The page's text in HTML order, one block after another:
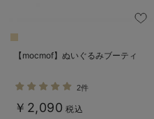
【mocmof】ぬいぐるみブーティ
2件
￥2,090 税込